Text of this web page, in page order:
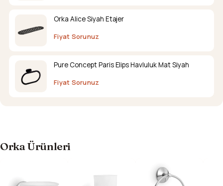
Orka Alice Siyah Etajer
Fiyat Sorunuz
Pure Concept Paris Elips Havluluk Mat Siyah
Fiyat Sorunuz
Orka Ürünleri